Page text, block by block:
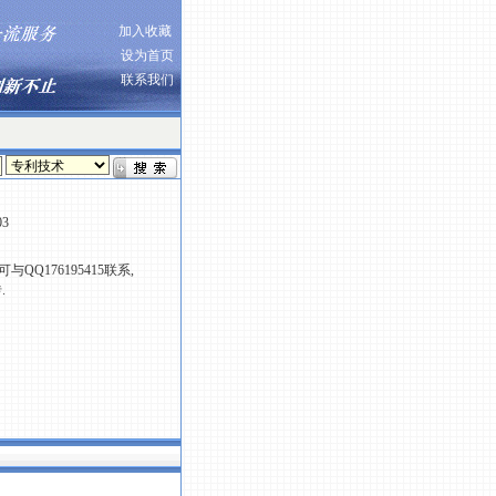
加入收藏
设为首页
联系我们
QQ176195415联系,